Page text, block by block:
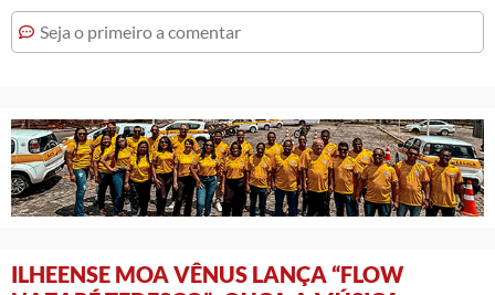
Seja o primeiro a comentar
ILHEENSE MOA VÊNUS LANÇA “FLOW